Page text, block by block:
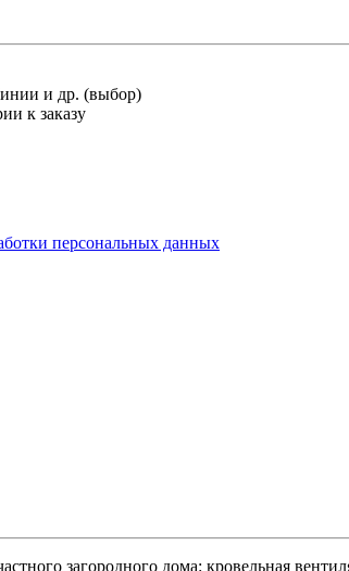
и др. (выбор)
к заказу
персональных данных
загородного дома: кровельная